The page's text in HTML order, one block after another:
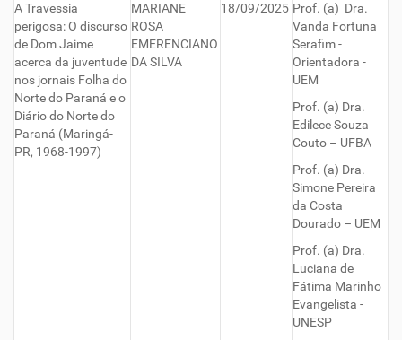
A Travessia
perigosa: O discurso
de Dom Jaime
acerca da juventude
nos jornais Folha do
Norte do Paraná e o
Diário do Norte do
Paraná (Maringá-
PR, 1968-1997)
MARIANE
ROSA
EMERENCIANO
DA SILVA
18/09/2025 Prof. (a) Dra.
Vanda Fortuna
Serafim -
Orientadora -
UEM
Prof. (a) Dra.
Edilece Souza
Couto – UFBA
Prof. (a) Dra.
Simone Pereira
da Costa
Dourado – UEM
Prof. (a) Dra.
Luciana de
Fátima Marinho
Evangelista -
UNESP